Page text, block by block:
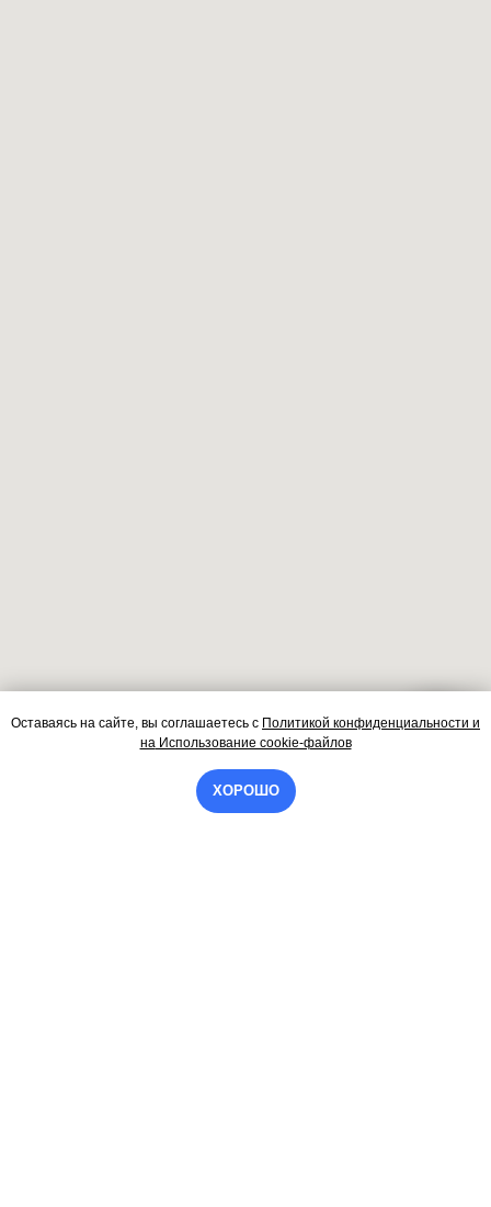
Оставаясь на сайте, вы соглашаетесь с Политикой конфиденциальности и
наИспользование cookie-файлов
ХОРОШО
Контакты